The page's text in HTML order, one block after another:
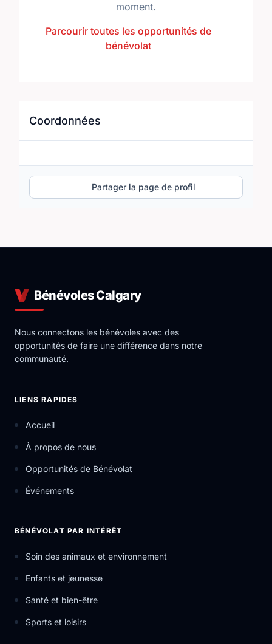
moment.
Parcourir toutes les opportunités de
bénévolat
Coordonnées
Partager la page de profil
Bénévoles Calgary
Nous connectons les bénévoles avec des
opportunités de faire une différence dans notre
communauté.
LIENS RAPIDES
Accueil
À propos de nous
Opportunités de Bénévolat
Événements
BÉNÉVOLAT PAR INTÉRÊT
Soin des animaux et environnement
Enfants et jeunesse
Santé et bien-être
Sports et loisirs